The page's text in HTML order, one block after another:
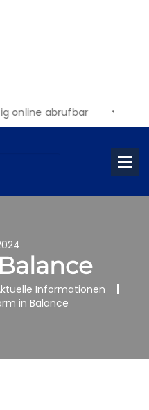
online abrufbar
Informationen
in Balance